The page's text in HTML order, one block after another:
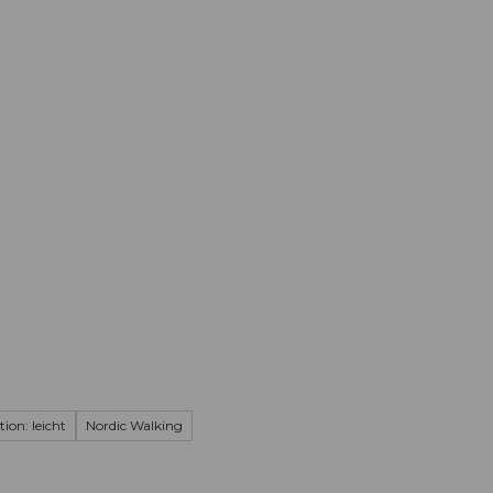
leicht Nordic Walking